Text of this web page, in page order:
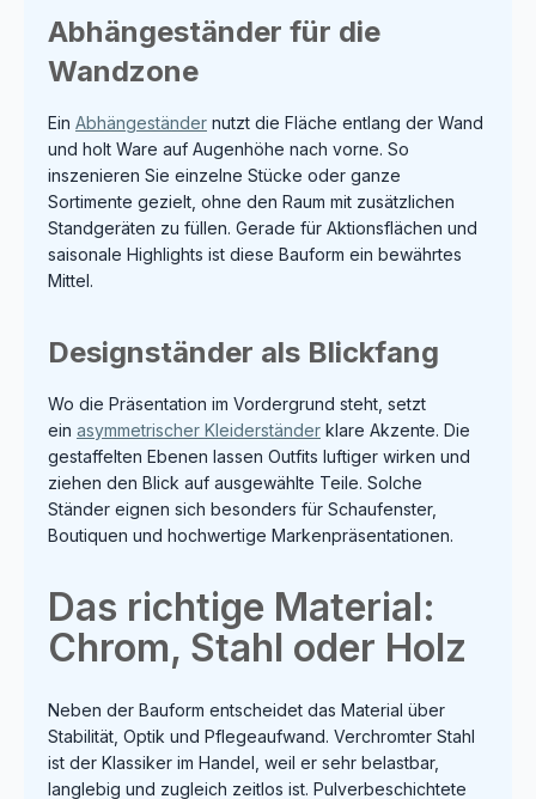
Abhängeständer für die
Wandzone
Ein Abhängeständer nutzt die Fläche entlang der Wand
und holt Ware auf Augenhöhe nach vorne. So
inszenieren Sie einzelne Stücke oder ganze
Sortimente gezielt, ohne den Raum mit zusätzlichen
Standgeräten zu füllen. Gerade für Aktionsflächen und
saisonale Highlights ist diese Bauform ein bewährtes
Mittel.
Designständer als Blickfang
Wo die Präsentation im Vordergrund steht, setzt
ein asymmetrischer Kleiderständer klare Akzente. Die
gestaffelten Ebenen lassen Outfits luftiger wirken und
ziehen den Blick auf ausgewählte Teile. Solche
Ständer eignen sich besonders für Schaufenster,
Boutiquen und hochwertige Markenpräsentationen.
Das richtige Material:
Chrom, Stahl oder Holz
Neben der Bauform entscheidet das Material über
Stabilität, Optik und Pflegeaufwand. Verchromter Stahl
ist der Klassiker im Handel, weil er sehr belastbar,
langlebig und zugleich zeitlos ist. Pulverbeschichtete